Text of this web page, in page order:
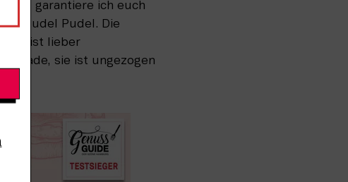
garantiere ich euch
Rudel Pudel. Die
Sie ist lieber
sie ist ungezogen